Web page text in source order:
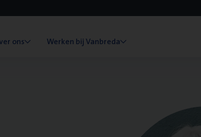
ons Werken bij Vanbreda